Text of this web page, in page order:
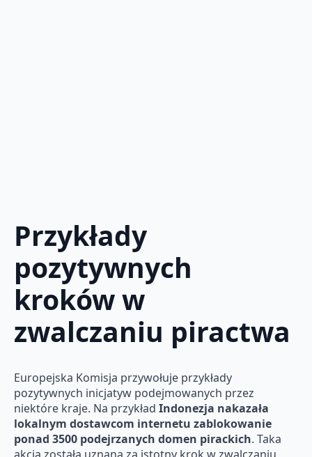
Przykłady
pozytywnych
kroków w
zwalczaniu piractwa
Europejska Komisja przywołuje przykłady
pozytywnych inicjatyw podejmowanych przez
niektóre kraje. Na przykład Indonezja nakazała
lokalnym dostawcom internetu zablokowanie
ponad 3500 podejrzanych domen pirackich. Taka